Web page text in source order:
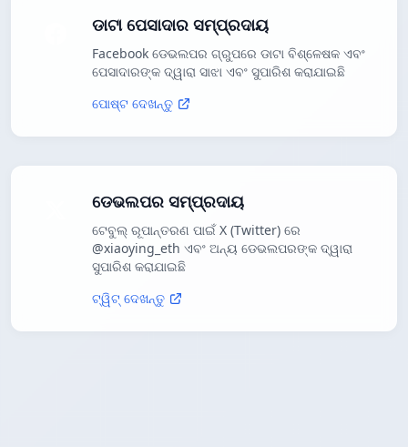
ଡାଟା ପେସାଦାର ସମ୍ପ୍ରଦାୟ
Facebook ଡେଭଲପର ଗ୍ରୁପରେ ଡାଟା ବିଶ୍ଳେଷକ ଏବଂ
ପେସାଦାରଙ୍କ ଦ୍ୱାରା ସାଝା ଏବଂ ସୁପାରିଶ କରାଯାଇଛି
ପୋଷ୍ଟ ଦେଖନ୍ତୁ
ଡେଭଲପର ସମ୍ପ୍ରଦାୟ
ଟେବୁଲ୍ ରୂପାନ୍ତରଣ ପାଇଁ X (Twitter) ରେ
@xiaoying_eth ଏବଂ ଅନ୍ୟ ଡେଭଲପରଙ୍କ ଦ୍ୱାରା
ସୁପାରିଶ କରାଯାଇଛି
ଟ୍ୱିଟ୍ ଦେଖନ୍ତୁ